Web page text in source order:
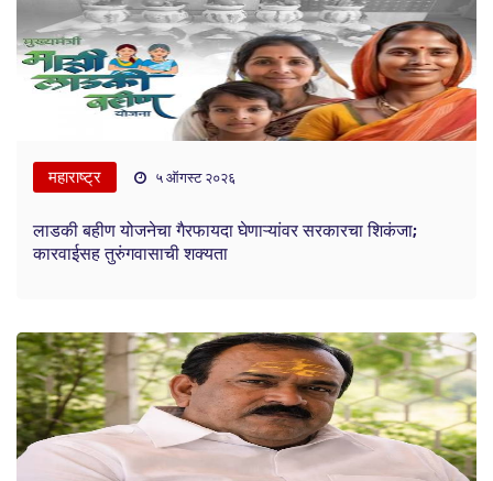
महाराष्ट्र ५ ऑगस्ट २०२६
लाडकी बहीण योजनेचा गैरफायदा घेणाऱ्यांवर सरकारचा शिकंजा;
कारवाईसह तुरुंगवासाची शक्यता